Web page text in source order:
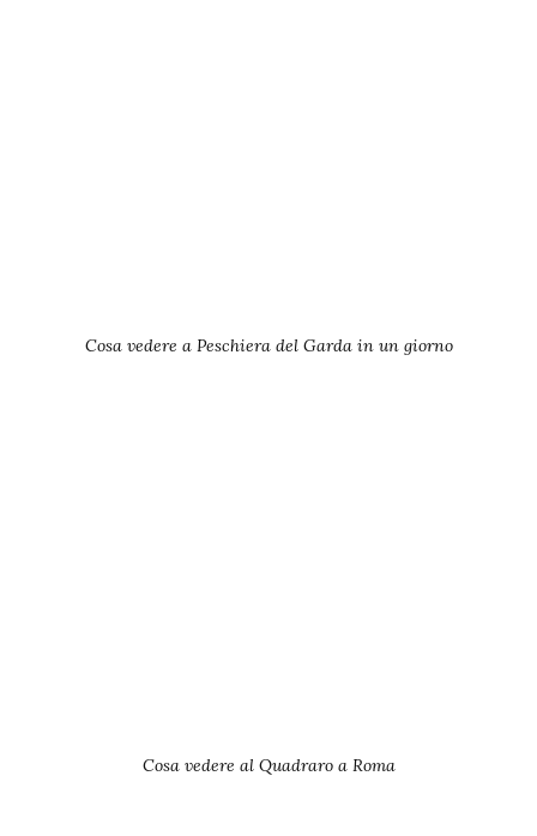
Cosa vedere a Peschiera del Garda in un giorno
Cosa vedere al Quadraro a Roma